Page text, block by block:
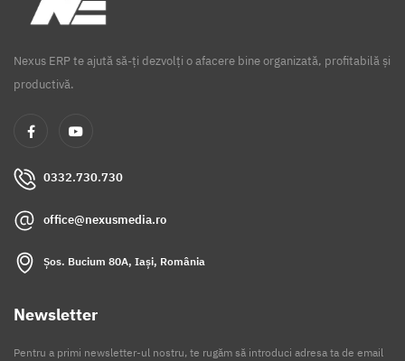
Nexus ERP te ajută să-ți dezvolți o afacere bine organizată, profitabilă și
productivă.
0332.730.730
office@nexusmedia.ro
Șos. Bucium 80A, Iași, România
Newsletter
Pentru a primi newsletter-ul nostru, te rugăm să introduci adresa ta de email